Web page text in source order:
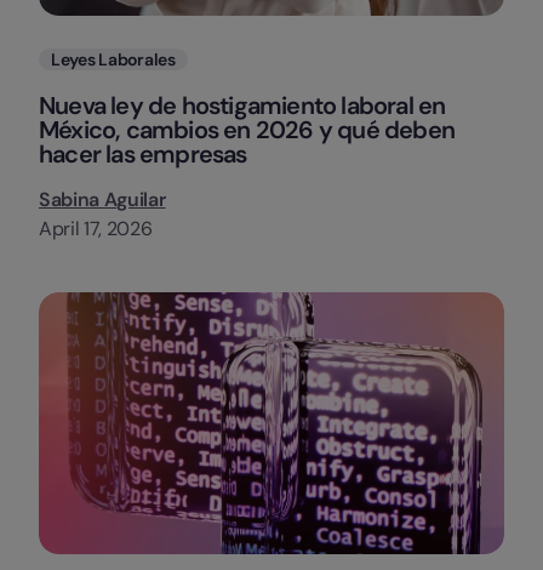
Categorias
Leyes Laborales
Nueva ley de hostigamiento laboral en
México, cambios en 2026 y qué deben
hacer las empresas
Sabina Aguilar
April 17, 2026